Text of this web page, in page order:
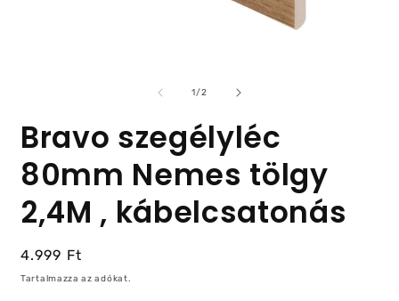
1//2
Bravo szegélyléc
80mm Nemes tölgy
2,4M , kábelcsatonás
Normál
ár
4.999 Ft
Tartalmazza az adókat.